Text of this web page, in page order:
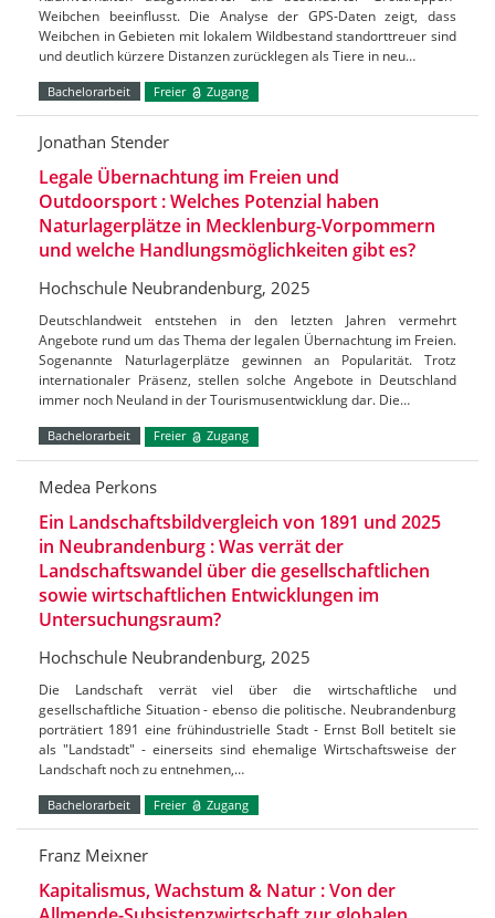
Weibchen beeinflusst. Die Analyse der GPS-Daten zeigt, dass
Weibchen in Gebieten mit lokalem Wildbestand standorttreuer sind
und deutlich kürzere Distanzen zurücklegen als Tiere in neu…
Bachelorarbeit Freier Zugang
Jonathan Stender
Legale Übernachtung im Freien und
Outdoorsport : Welches Potenzial haben
Naturlagerplätze in Mecklenburg-Vorpommern
und welche Handlungsmöglichkeiten gibt es?
Hochschule Neubrandenburg, 2025
Deutschlandweit entstehen in den letzten Jahren vermehrt
Angebote rund um das Thema der legalen Übernachtung im Freien.
Sogenannte Naturlagerplätze gewinnen an Popularität. Trotz
internationaler Präsenz, stellen solche Angebote in Deutschland
immer noch Neuland in der Tourismusentwicklung dar. Die…
Bachelorarbeit Freier Zugang
Medea Perkons
Ein Landschaftsbildvergleich von 1891 und 2025
in Neubrandenburg : Was verrät der
Landschaftswandel über die gesellschaftlichen
sowie wirtschaftlichen Entwicklungen im
Untersuchungsraum?
Hochschule Neubrandenburg, 2025
Die Landschaft verrät viel über die wirtschaftliche und
gesellschaftliche Situation - ebenso die politische. Neubrandenburg
porträtiert 1891 eine frühindustrielle Stadt - Ernst Boll betitelt sie
als "Landstadt" - einerseits sind ehemalige Wirtschaftsweise der
Landschaft noch zu entnehmen,…
Bachelorarbeit Freier Zugang
Franz Meixner
Kapitalismus, Wachstum & Natur : Von der